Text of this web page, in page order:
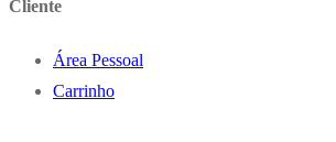
Cliente
Área Pessoal
Carrinho